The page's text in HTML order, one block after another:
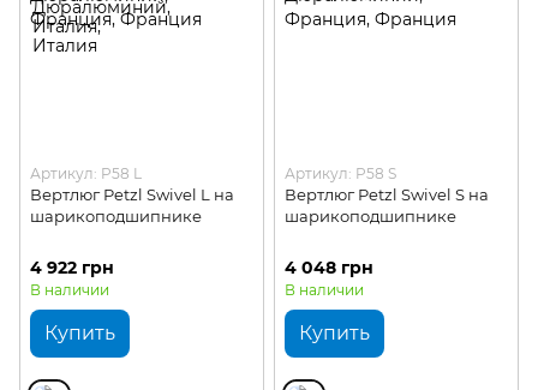
Артикул: P58 L
Вертлюг Petzl Swivel L на
шарикоподшипнике
4 922 грн
В наличии
Купить
Артикул: P58 S
Вертлюг Petzl Swivel S на
шарикоподшипнике
4 048 грн
В наличии
Купить